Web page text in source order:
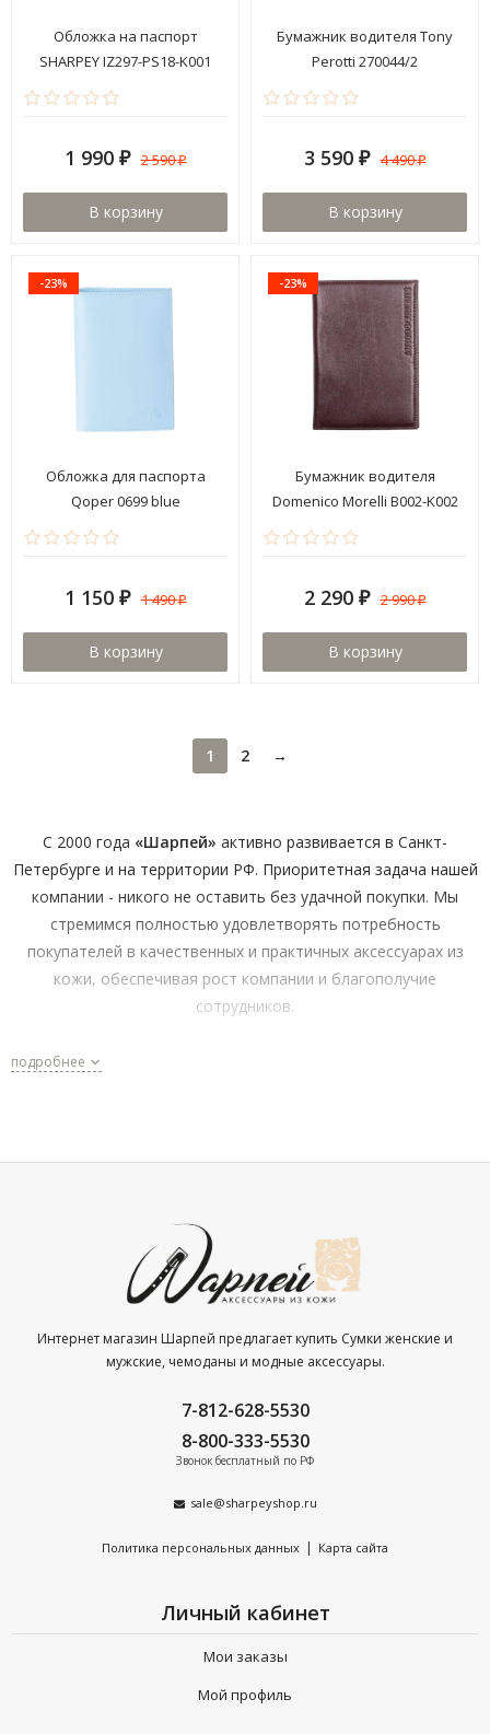
Обложка на паспорт
SHARPEY IZ297-PS18-K001
1 990 ₽ 2 590₽
В корзину
Бумажник водителя Tony
Perotti 270044/2
3 590 ₽ 4 490₽
В корзину
-23%
Обложка для паспорта
Qoper 0699 blue
1 150 ₽ 1 490₽
В корзину
-23%
Бумажник водителя
Domenico Morelli B002-K002
Brown
2 290 ₽ 2 990₽
В корзину
1 2 →
C 2000 года «Шарпей» активно развивается в Санкт-
Петербурге и на территории РФ. Приоритетная задача нашей
компании - никого не оставить без удачной покупки. Мы
стремимся полностью удовлетворять потребность
покупателей в качественных и практичных аксессуарах из
кожи, обеспечивая рост компании и благополучие
сотрудников.
Мы создаём комфортный канал поставки аксессуаров и
Почему более 70% мужчин доверяют заботу о своем
Широкий ассортимент и проверенные бренды — к
примеру Braun Buffel, Petek, DUDU, Grand и Sergio
Valentini.
100% соответствие международным стандартам
качества. Наличие сертификатов на каждую товарную
Продукция только из натуральной кожи — долгий срок
эксплуатации, безупречный вид даже при самом
Бесплатная доставка по Санкт-Петербургу при заказе от
4 000 р.
гарантию на весь ассортимент на 90 дней.
подробнее
Интернет магазин Шарпей предлагает купить Сумки женские и
мужские, чемоданы и модные аксессуары.
7-812-628-5530
8-800-333-5530
Звонок бесплатный по РФ
sale@sharpeyshop.ru
Политика персональных данных | Карта сайта
Личный кабинет
Мои заказы
Мой профиль